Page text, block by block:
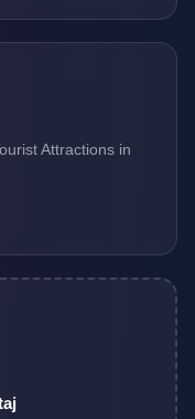
Attractions in